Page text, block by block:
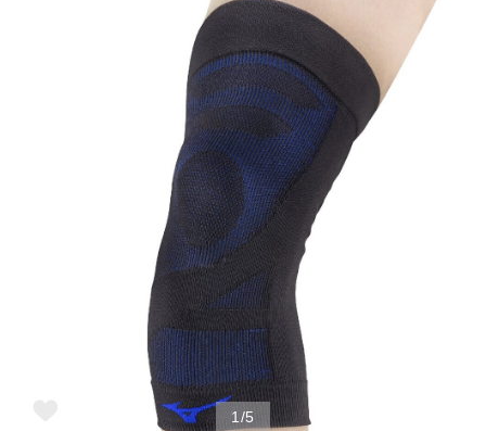
サッカー／フットサル
トレーニング
1/5